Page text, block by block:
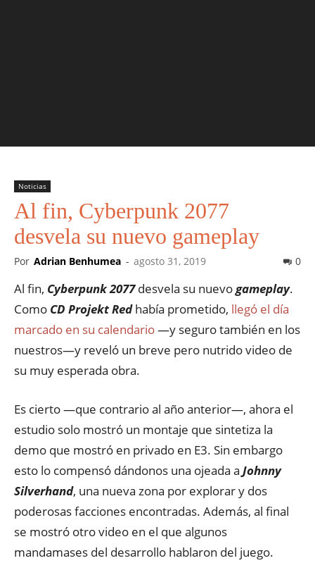
Noticias
Al fin, Cyberpunk 2077
desvela su nuevo gameplay
Por Adrian Benhumea - agosto 31, 2019 0
Al fin, Cyberpunk 2077desvela su nuevogameplay.
Como CD Projekt Redhabía prometido, llegó el día
marcado en su calendario—y seguro también en los
nuestros—y reveló un breve pero nutrido video de
su muy esperada obra.
Es cierto —que contrario al año anterior—, ahora el
estudio solo mostró un montaje que sintetiza la
demo que mostró en privado en E3. Sin embargo
esto lo compensó dándonos una ojeada a Johnny
Silverhand, una nueva zona por explorar y dos
poderosas facciones encontradas. Además, al final
se mostró otro video en el que algunos
mandamases del desarrollo hablaron del juego.